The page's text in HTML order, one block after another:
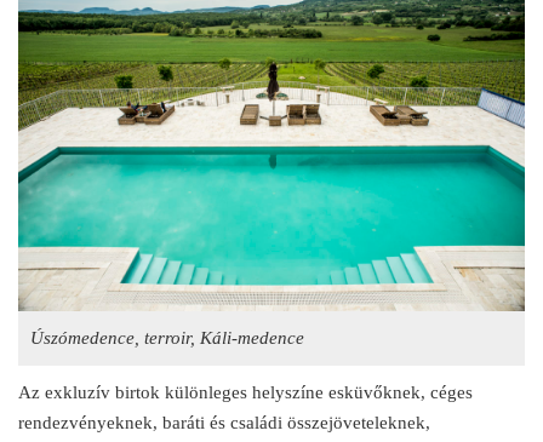
Úszómedence, terroir, Káli-medence
Az exkluzív birtok különleges helyszíne esküvőknek, céges
rendezvényeknek, baráti és családi összejöveteleknek,